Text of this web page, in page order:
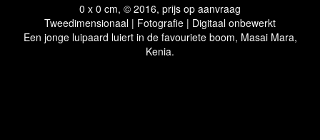
0 x 0 cm, © 2016, prijs op aanvraag
Tweedimensionaal | Fotografie | Digitaal onbewerkt
Een jonge luipaard luiert in de favouriete boom, Masai Mara,
Kenia.